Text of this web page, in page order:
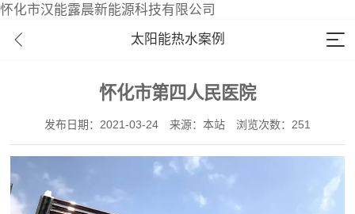
怀化市汉能露晨新能源科技有限公司
太阳能热水案例
怀化市第四人民医院
发布日期：2021-03-24 来源：本站 浏览次数：251